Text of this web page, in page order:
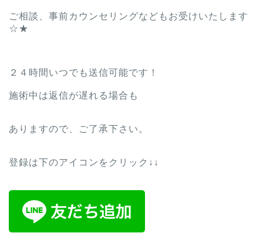
ご相談、事前カウンセリングなどもお受けいたします
☆★
２４時間いつでも送信可能です！
施術中は返信が遅れる場合も
ありますので、ご了承下さい。
登録は下のアイコンをクリック↓↓